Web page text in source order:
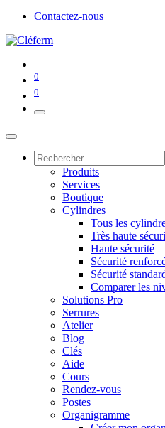
Contactez-nous
0
0
Produits
Services
Boutique
Cylindres
Tous les
Très haute
Haute sécurité
Sécurité
Sécurité
Comparer les
Solutions Pro
Serrures
Atelier
Blog
Clés
Aide
Cours
Rendez-vous
Postes
Organigramme